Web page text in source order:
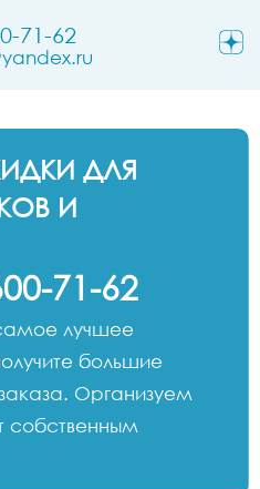
71-62
ДЛЯ
И
71-62
лучшее
большие
Организуем
собственным